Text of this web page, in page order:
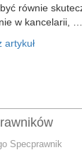
równie
w kancelarii, …
artykuł
Specprawnik